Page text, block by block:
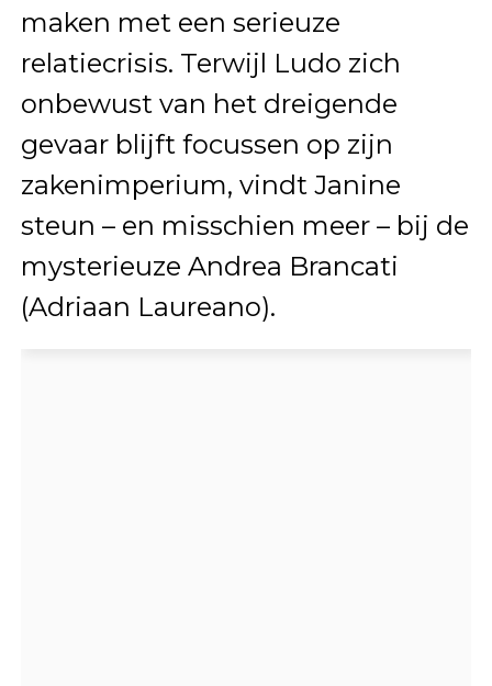
maken met een serieuze
relatiecrisis. Terwijl Ludo zich
onbewust van het dreigende
gevaar blijft focussen op zijn
zakenimperium, vindt Janine
steun – en misschien meer – bij de
mysterieuze Andrea Brancati
(Adriaan Laureano).